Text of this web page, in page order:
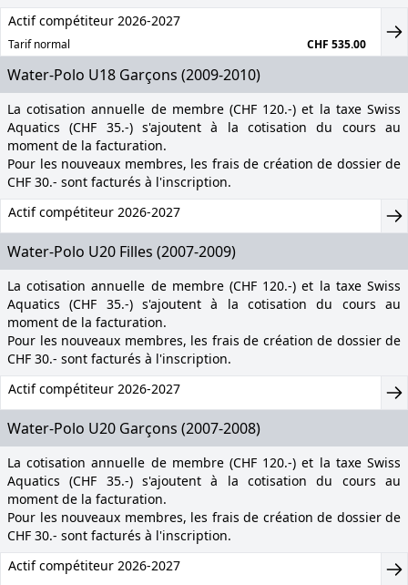
Actif compétiteur 2026-2027
Tarif normal CHF 535.00
Water-Polo U18 Garçons (2009-2010)
La cotisation annuelle de membre (CHF 120.-) et la taxe Swiss
Aquatics (CHF 35.-) s'ajoutent à la cotisation du cours au
moment de la facturation.
Pour les nouveaux membres, les frais de création de dossier de
CHF 30.- sont facturés à l'inscription.
Actif compétiteur 2026-2027
Water-Polo U20 Filles (2007-2009)
La cotisation annuelle de membre (CHF 120.-) et la taxe Swiss
Aquatics (CHF 35.-) s'ajoutent à la cotisation du cours au
moment de la facturation.
Pour les nouveaux membres, les frais de création de dossier de
CHF 30.- sont facturés à l'inscription.
Actif compétiteur 2026-2027
Water-Polo U20 Garçons (2007-2008)
La cotisation annuelle de membre (CHF 120.-) et la taxe Swiss
Aquatics (CHF 35.-) s'ajoutent à la cotisation du cours au
moment de la facturation.
Pour les nouveaux membres, les frais de création de dossier de
CHF 30.- sont facturés à l'inscription.
Actif compétiteur 2026-2027